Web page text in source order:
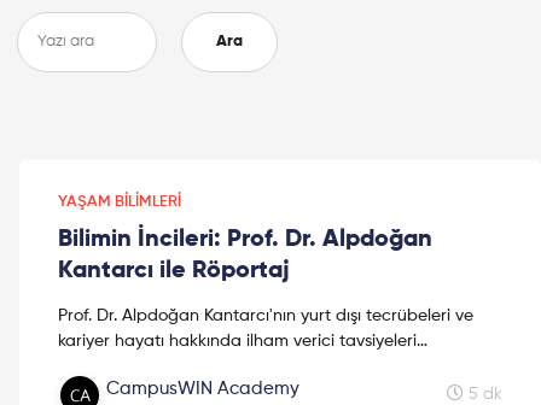
Ara
YAŞAM BILIMLERI
Bilimin İncileri: Prof. Dr. Alpdoğan
Kantarcı ile Röportaj
Prof. Dr. Alpdoğan Kantarcı'nın yurt dışı tecrübeleri ve
kariyer hayatı hakkında ilham verici tavsiyeleri
CampusWIN Academy 5 dk